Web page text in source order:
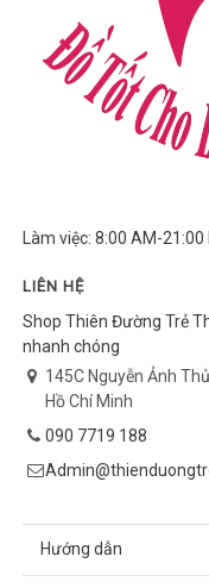
Làm việc: 8:00 AM-
LIÊN HỆ
Shop Thiên Đường Trẻ
nhanh chóng
145C Nguyễn Ảnh
Hồ Chí Minh
090 7719 188
Hướng dẫn